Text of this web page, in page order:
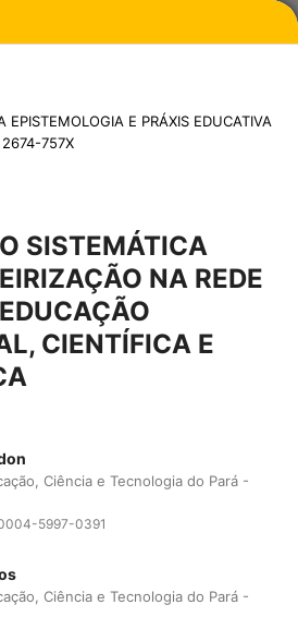
E PRÁXIS EDUCATIVA
2674-757X
SISTEMÁTICA
NA REDE
CIENTÍFICA E
Ciência e Tecnologia do Pará -
5997-0391
Ciência e Tecnologia do Pará -